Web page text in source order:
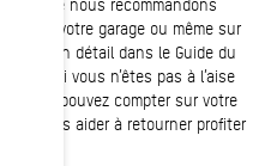
dans votre garage ou même sur
en détail dans le Guide du
ou si vous n’êtes pas à l’aise
vous pouvez compter sur votre
pour vous aider à retourner profiter